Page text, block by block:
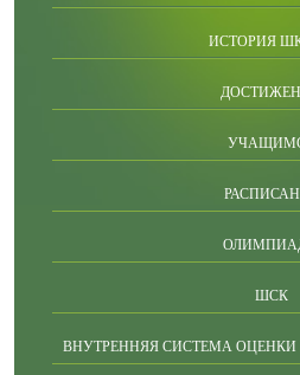
ИСТОРИЯ
ШСК
ВНУТРЕННЯЯ СИСТЕМА ОЦЕНКИ